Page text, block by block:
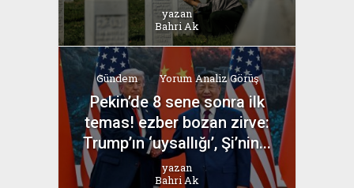
yazan
Bahri Ak
Gündem Yorum Analiz Görüş
Pekin’de 8 sene sonra ilk
temas! ezber bozan zirve:
Trump’ın ‘uysallığı’, Şi’nin...
yazan
Bahri Ak